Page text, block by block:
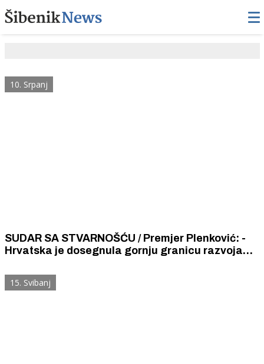
10. Srpanj
SUDAR SA STVARNOŠĆU / Premjer Plenković: -
Hrvatska je dosegnula gornju granicu razvoja
milijuna noćenja godišnje.
15. Svibanj